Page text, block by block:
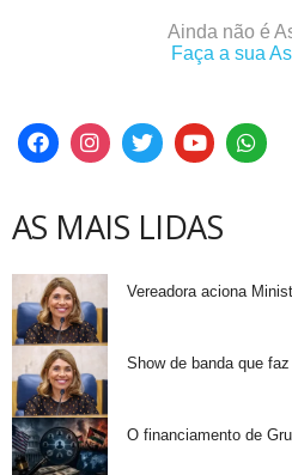
Ainda não é
Faça a sua
AS MAIS LIDAS
Vereadora aciona
Show de banda que
O financiamento de